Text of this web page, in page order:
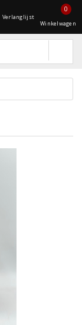
Verlanglijst
0
Winkelwagen